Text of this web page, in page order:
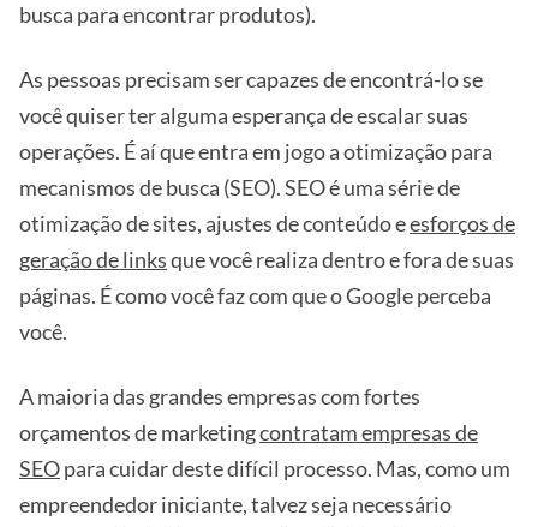
busca para encontrar produtos).
As pessoas precisam ser capazes de encontrá-lo se
você quiser ter alguma esperança de escalar suas
operações. É aí que entra em jogo a otimização para
mecanismos de busca (SEO). SEO é uma série de
otimização de sites, ajustes de conteúdo eesforços de
geração de linksque você realiza dentro e fora de suas
páginas. É como você faz com que o Google perceba
você.
A maioria das grandes empresas com fortes
orçamentos de marketingcontratam empresas de
SEOpara cuidar deste difícil processo. Mas, como um
empreendedor iniciante, talvez seja necessário